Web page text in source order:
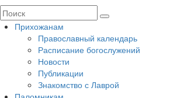
Прихожанам
Православный календарь
Расписание богослужений
Новости
Публикации
Знакомство с Лаврой